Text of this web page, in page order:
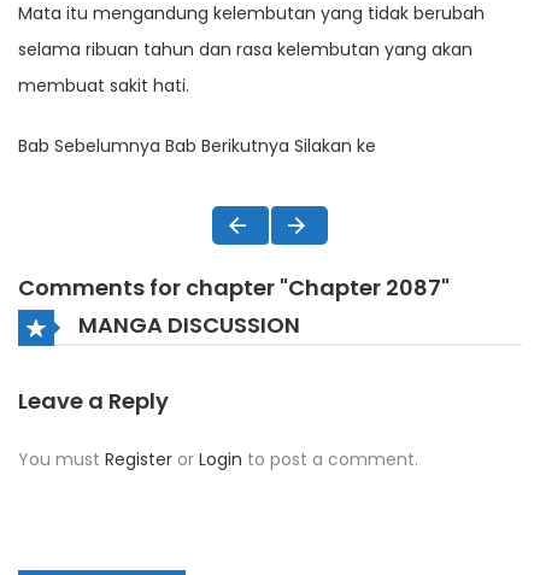
Mata itu mengandung kelembutan yang tidak berubah
selama ribuan tahun dan rasa kelembutan yang akan
membuat sakit hati.
Bab Sebelumnya Bab Berikutnya Silakan ke
Comments for chapter "Chapter 2087"
MANGA DISCUSSION
Leave a Reply
You must Register or Login to post a comment.